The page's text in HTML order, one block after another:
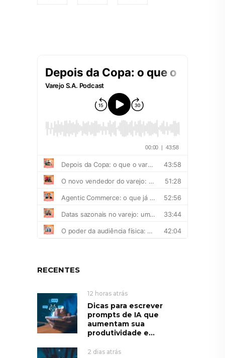
RECENTES
12 horas atrás
Dicas para escrever
prompts de IA que
aumentam sua
produtividade e...
2 dias atrás